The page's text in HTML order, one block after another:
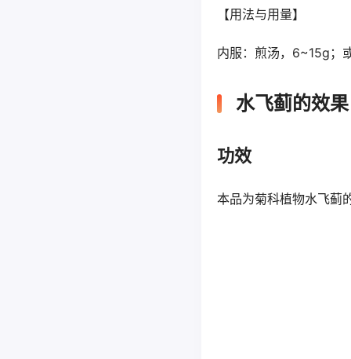
【用法与用量】
内服：煎汤，6~15g；
水飞蓟的效果
功效
本品为菊科植物水飞蓟